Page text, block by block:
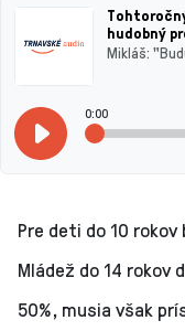
hudobný
Mikláš:
0:00
Pre deti do 10
Mládež do 14
50%, musia však